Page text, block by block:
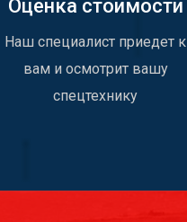
Оценка стоимости
Наш специалист приедет к
вам и осмотрит вашу
спецтехнику